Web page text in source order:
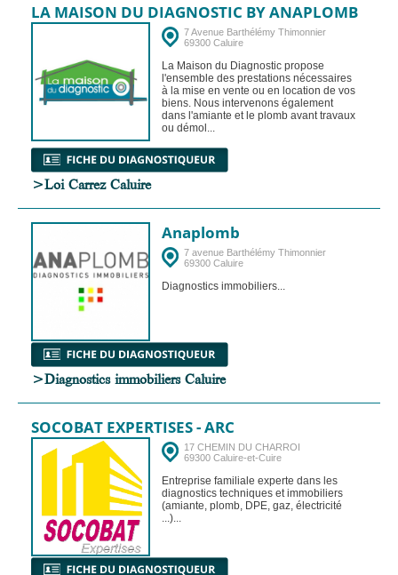
LA MAISON DU DIAGNOSTIC BY ANAPLOMB
7 Avenue Barthélémy Thimonnier
69300 Caluire
La Maison du Diagnostic propose
l'ensemble des prestations nécessaires
à la mise en vente ou en location de vos
biens. Nous intervenons également
dans l'amiante et le plomb avant travaux
ou démol...
>Loi Carrez Caluire
Anaplomb
7 avenue Barthélémy Thimonnier
69300 Caluire
Diagnostics immobiliers...
>Diagnostics immobiliers Caluire
SOCOBAT EXPERTISES - ARC
17 CHEMIN DU CHARROI
69300 Caluire-et-Cuire
Entreprise familiale experte dans les
diagnostics techniques et immobiliers
(amiante, plomb, DPE, gaz, électricité
...)...